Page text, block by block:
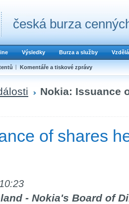
česká burza
Výsledky Burza a služby
Komentáře a tiskové zprávy
Nokia: Issuance
of shares
- Nokia's Board of